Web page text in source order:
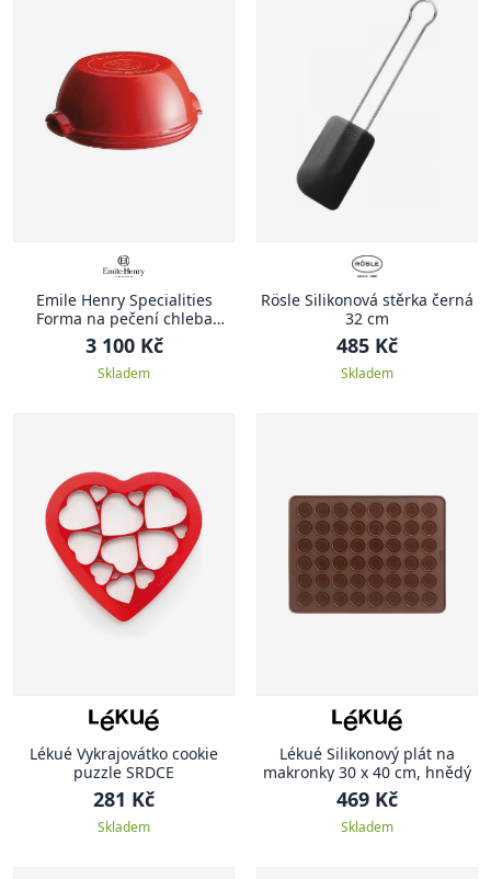
Emile Henry Specialities
Forma na pečení chleba
Specialities 32,5 x 29,5 cm
červená Burgundy
3 100 Kč
Skladem
Rösle Silikonová stěrka černá
32 cm
485 Kč
Skladem
Lékué Vykrajovátko cookie
puzzle SRDCE
281 Kč
Skladem
Lékué Silikonový plát na
makronky 30 x 40 cm, hnědý
469 Kč
Skladem